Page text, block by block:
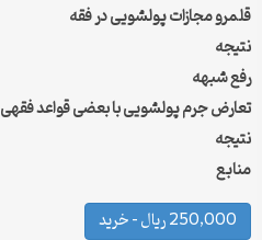
قلمرو مجازات پولشویی در فقه
نتیجه
رفع شبهه
تعارض جرم پولشویی با بعضی قواعد فقهی
نتیجه
منابع
250,000 ریال – خرید